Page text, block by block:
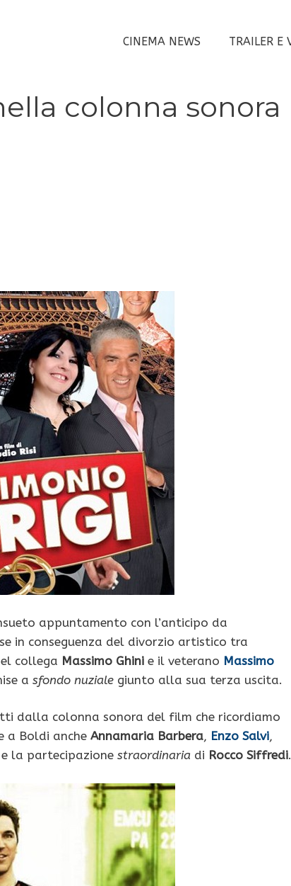
CINEMA NEWS TRAILER E
colonna sonora
appuntamento con l’anticipo da
in conseguenza del divorzio artistico tra
collega Massimo Ghini e il veterano Massimo
a sfondo nuziale giunto alla sua terza uscita.
dalla colonna sonora del film che ricordiamo
a Boldi anche Annamaria Barbera, Enzo Salvi,
e la partecipazione straordinaria di Rocco Siffredi.